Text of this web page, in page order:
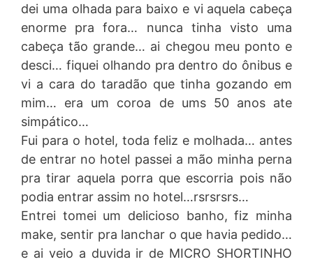
dei uma olhada para baixo e vi aquela cabeça
enorme pra fora… nunca tinha visto uma
cabeça tão grande… ai chegou meu ponto e
desci… fiquei olhando pra dentro do ônibus e
vi a cara do taradão que tinha gozando em
mim… era um coroa de ums 50 anos ate
simpático…
Fui para o hotel, toda feliz e molhada… antes
de entrar no hotel passei a mão minha perna
pra tirar aquela porra que escorria pois não
podia entrar assim no hotel…rsrsrsrs…
Entrei tomei um delicioso banho, fiz minha
make, sentir pra lanchar o que havia pedido…
e ai veio a duvida ir de MICRO SHORTINHO